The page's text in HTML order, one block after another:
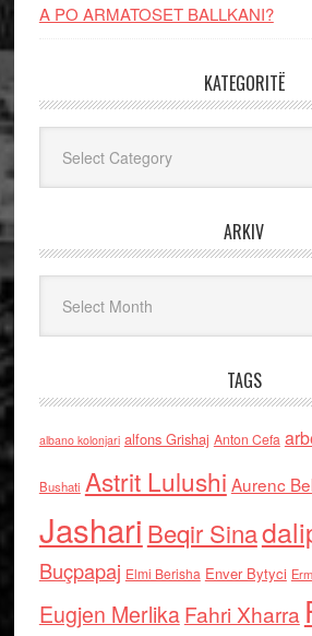
A PO ARMATOSET BALLKANI?
KATEGORITË
ARKIV
TAGS
albano kolonjari alfons Grishaj Anton Cefa
Bushati Astrit Lulushi Aurenc
Jashari Beqir Sina
Buçpapaj Elmi Berisha Enver Bytyci
Eugjen MerlikaFahri Xharra